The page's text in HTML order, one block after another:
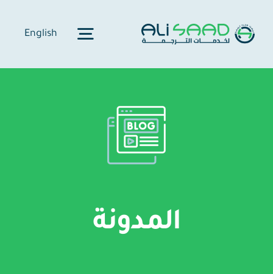
Toggle
Navigation
English
المدونة